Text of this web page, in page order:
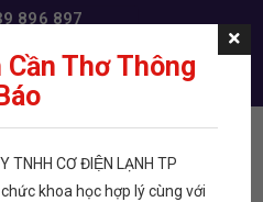
896 897
Menu
Thơ Thông
Báo
CƠ ĐIỆN LẠNH TP
khoa học hợp lý cùng với